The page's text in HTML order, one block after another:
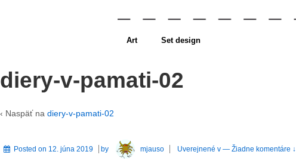
Art Set design
diery-v-pamati-02
‹ Naspäť na diery-v-pamati-02
Posted on 12. júna 2019 by mjauso Uverejnené v — Žiadne komentáre ↓